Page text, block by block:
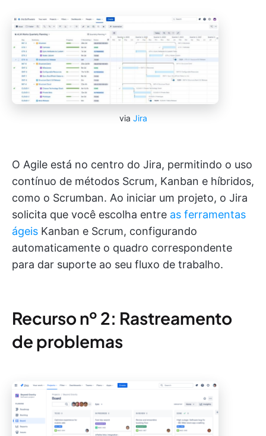
via Jira
O Agile está no centro do Jira, permitindo o uso
contínuo de métodos Scrum, Kanban e híbridos,
como o Scrumban. Ao iniciar um projeto, o Jira
solicita que você escolha entre as ferramentas
ágeis Kanban e Scrum, configurando
automaticamente o quadro correspondente
para dar suporte ao seu fluxo de trabalho.
Recurso nº 2: Rastreamento
de problemas